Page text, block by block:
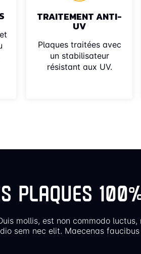
TRAITEMENT ANTI-
UV
Plaques traitées avec
un stabilisateur
résistant aux UV.
PLAQUES
mollis, est non commodo
sem nec elit. Maecenas